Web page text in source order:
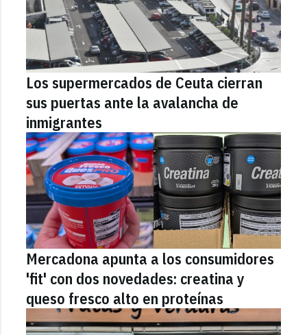
Los supermercados de Ceuta cierran
sus puertas ante la avalancha de
inmigrantes
Mercadona apunta a los consumidores
'fit' con dos novedades: creatina y
queso fresco alto en proteínas